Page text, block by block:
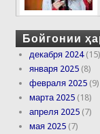
Бойгонии
декабря 2024(15)
января 2025 (8)
февраля 2025 (9)
марта 2025 (18)
апреля 2025 (7)
мая 2025 (7)